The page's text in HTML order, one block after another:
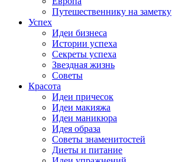
Путешественнику на заметку
Успех
Идеи бизнеса
Истории успеха
Секреты успеха
Звездная жизнь
Советы
Красота
Идеи причесок
Идеи макияжа
Идеи маникюра
Идея образа
Советы знаменитостей
Диеты и питание